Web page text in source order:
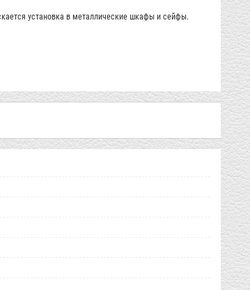
установка в металлические шкафы и сейфы.